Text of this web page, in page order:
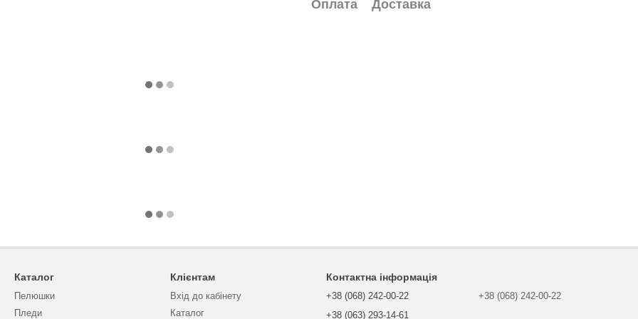
Оплата Доставка
Каталог
Пелюшки
Пледи
Клієнтам
Вхід до кабінету
Каталог
Контактна інформація
+38 (068) 242-00-22
+38 (063) 293-14-61
+38 (068) 242-00-22